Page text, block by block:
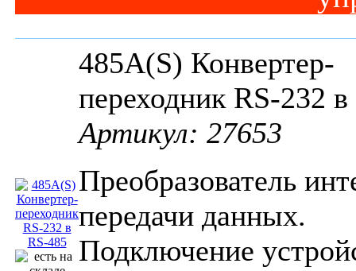
485A(S) Конвертер-
переходник RS-232
Артикул: 27653
Преобразователь
передачи данных.
Подключение